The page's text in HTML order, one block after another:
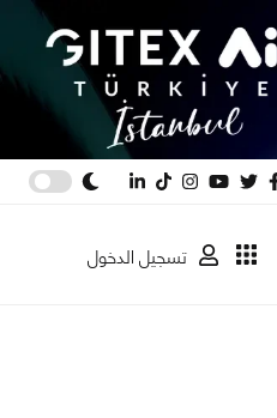
تسجيل الدخول